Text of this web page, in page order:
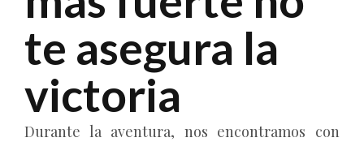
te asegura la
victoria
Durante la aventura, nos encontramos con